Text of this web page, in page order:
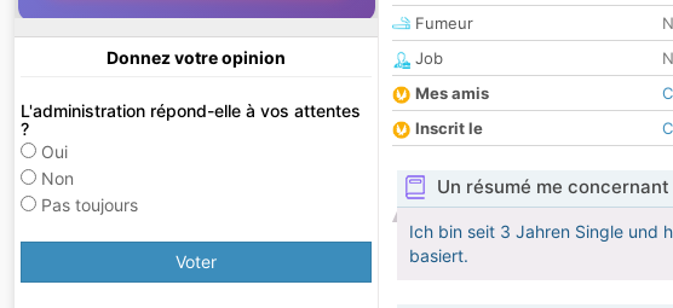
Donnez votre opinion
L'administration répond-elle à vos attentes
?
Oui
Non
Pas toujours
Voter
Fumeur
Job
Mes amis
Inscrit le
Un résumé me concernant
Ich bin seit 3 ​​Jahren Single und
basiert.